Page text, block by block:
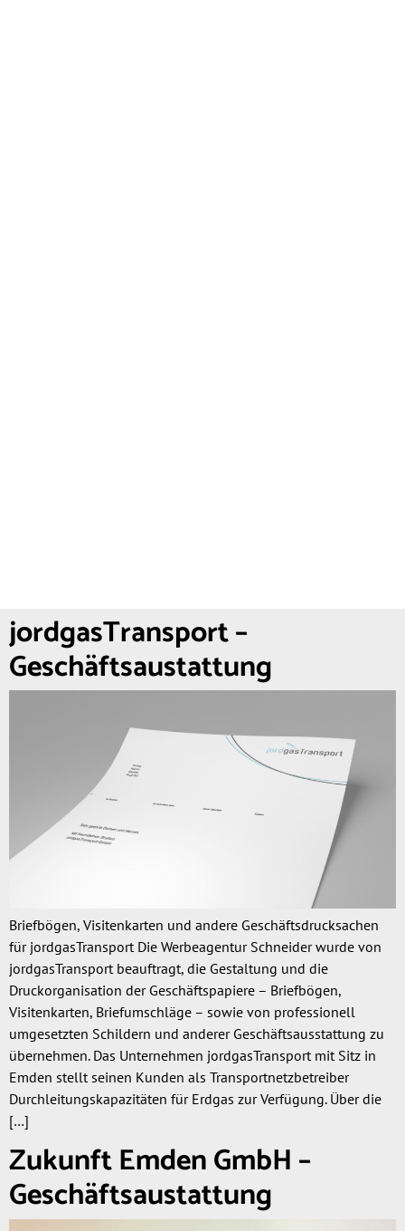
jordgasTransport –
Geschäftsaustattung
Briefbögen, Visitenkarten und andere Geschäftsdrucksachen
für jordgasTransport Die Werbeagentur Schneider wurde von
jordgasTransport beauftragt, die Gestaltung und die
Druckorganisation der Geschäftspapiere – Briefbögen,
Visitenkarten, Briefumschläge – sowie von professionell
umgesetzten Schildern und anderer Geschäftsausstattung zu
übernehmen. Das Unternehmen jordgasTransport mit Sitz in
Emden stellt seinen Kunden als Transportnetzbetreiber
Durchleitungskapazitäten für Erdgas zur Verfügung. Über die
[…]
Zukunft Emden GmbH –
Geschäftsaustattung